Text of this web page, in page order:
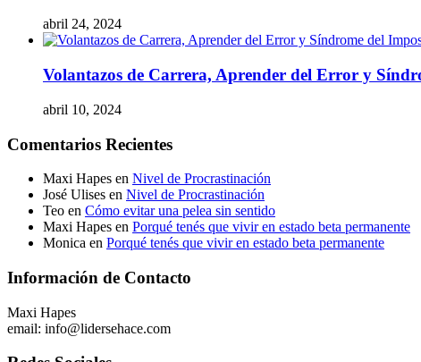
abril 24, 2024
Volantazos de Carrera, Aprender del Error y
abril 10, 2024
Comentarios Recientes
Maxi Hapes en Nivel de Procrastinación
José Ulises en Nivel de Procrastinación
Teo en Cómo evitar una pelea sin sentido
Maxi Hapes en Porqué tenés que vivir en estado beta permanente
Monica en Porqué tenés que vivir en estado beta permanente
Información de Contacto
Maxi Hapes
email: info@lidersehace.com